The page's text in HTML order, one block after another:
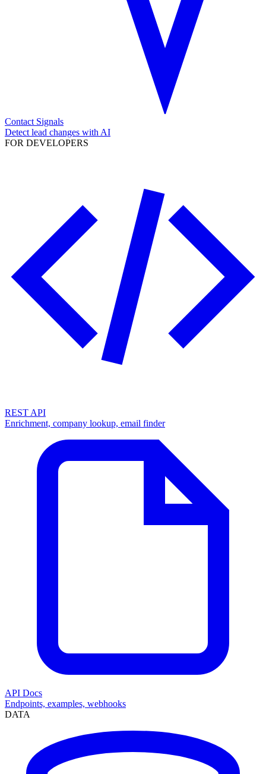
Contact Signals
Detect lead changes with AI
FOR DEVELOPERS
REST API
Enrichment, company lookup, email finder
API Docs
Endpoints, examples, webhooks
DATA